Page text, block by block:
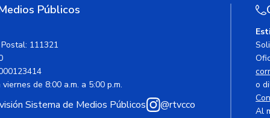
Públicos
111321
de 8:00 a.m. a 5:00 p.m.
Sistema de Medios Públicos @rtvcco
o
Al